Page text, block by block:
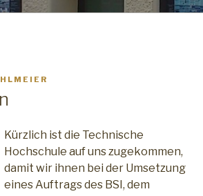
Kürzlich ist die Technische
Hochschule auf uns zugekommen,
damit wir ihnen bei der Umsetzung
eines Auftrags des BSI, dem